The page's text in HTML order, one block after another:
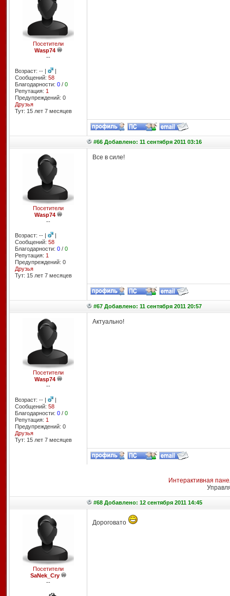
Посетители
Wasp74
--
Возраст: -- |
|
Сообщений: 58
Благодарности: 0/ 0
Репутация: 1
Предупреждений: 0
Друзья
Тут: 15 лет 7 месяцев
#66 Добавлено: 11 сентября 2011 03:16
Посетители
Wasp74
--
Возраст: -- |
|
Сообщений: 58
Благодарности: 0/ 0
Репутация: 1
Предупреждений: 0
Друзья
Тут: 15 лет 7 месяцев
Все в силе!
#67 Добавлено: 11 сентября 2011 20:57
Посетители
Wasp74
--
Возраст: -- |
|
Сообщений: 58
Благодарности: 0/ 0
Репутация: 1
Предупреждений: 0
Друзья
Тут: 15 лет 7 месяцев
Актуально!
Интерактивная
#68 Добавлено: 12 сентября 2011 14:45
Посетители
SaNek_Cry
--
Дороговато